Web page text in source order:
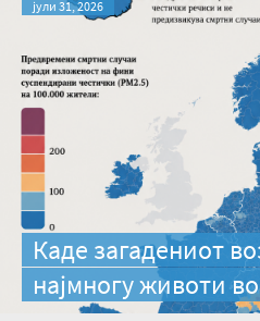
јули 31, 2026
Каде загадениот
најмногу животи